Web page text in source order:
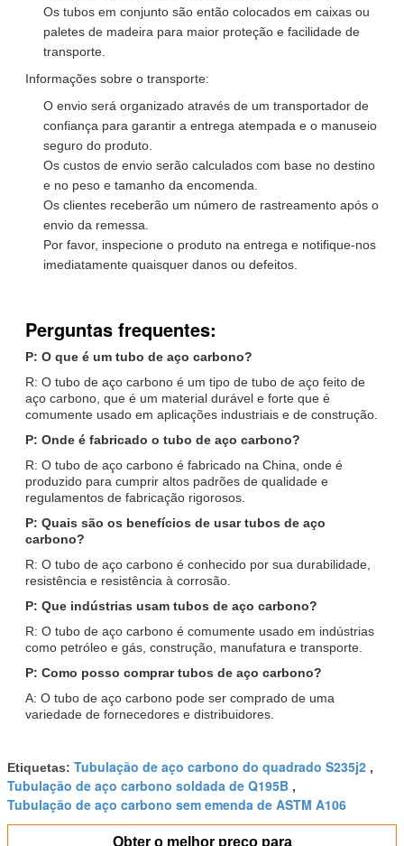
Os tubos em conjunto são então colocados em caixas ou
paletes de madeira para maior proteção e facilidade de
transporte.
Informações sobre o transporte:
O envio será organizado através de um transportador de
confiança para garantir a entrega atempada e o manuseio
seguro do produto.
Os custos de envio serão calculados com base no destino
e no peso e tamanho da encomenda.
Os clientes receberão um número de rastreamento após o
envio da remessa.
Por favor, inspecione o produto na entrega e notifique-nos
imediatamente quaisquer danos ou defeitos.
Perguntas frequentes:
P: O que é um tubo de aço carbono?
R: O tubo de aço carbono é um tipo de tubo de aço feito de
aço carbono, que é um material durável e forte que é
comumente usado em aplicações industriais e de construção.
P: Onde é fabricado o tubo de aço carbono?
R: O tubo de aço carbono é fabricado na China, onde é
produzido para cumprir altos padrões de qualidade e
regulamentos de fabricação rigorosos.
P: Quais são os benefícios de usar tubos de aço
carbono?
R: O tubo de aço carbono é conhecido por sua durabilidade,
resistência e resistência à corrosão.
P: Que indústrias usam tubos de aço carbono?
R: O tubo de aço carbono é comumente usado em indústrias
como petróleo e gás, construção, manufatura e transporte.
P: Como posso comprar tubos de aço carbono?
A: O tubo de aço carbono pode ser comprado de uma
variedade de fornecedores e distribuidores.
Etiquetas: Tubulação de aço carbono do quadrado S235j2 ,
Tubulação de aço carbono soldada de Q195B ,
Tubulação de aço carbono sem emenda de ASTM A106
Obter o melhor preço para